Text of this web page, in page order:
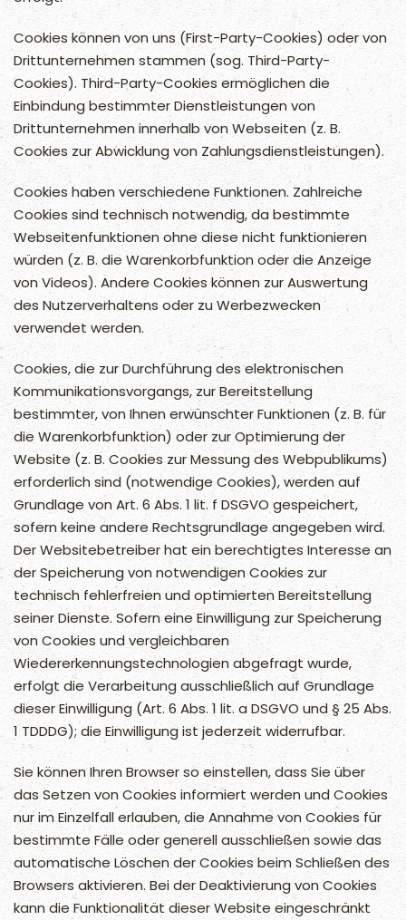
Cookies können von uns (First-Party-Cookies) oder von
Drittunternehmen stammen (sog. Third-Party-
Cookies). Third-Party-Cookies ermöglichen die
Einbindung bestimmter Dienstleistungen von
Drittunternehmen innerhalb von Webseiten (z. B.
Cookies zur Abwicklung von Zahlungsdienstleistungen).
Cookies haben verschiedene Funktionen. Zahlreiche
Cookies sind technisch notwendig, da bestimmte
Webseitenfunktionen ohne diese nicht funktionieren
würden (z. B. die Warenkorbfunktion oder die Anzeige
von Videos). Andere Cookies können zur Auswertung
des Nutzerverhaltens oder zu Werbezwecken
verwendet werden.
Cookies, die zur Durchführung des elektronischen
Kommunikationsvorgangs, zur Bereitstellung
bestimmter, von Ihnen erwünschter Funktionen (z. B. für
die Warenkorbfunktion) oder zur Optimierung der
Website (z. B. Cookies zur Messung des Webpublikums)
erforderlich sind (notwendige Cookies), werden auf
Grundlage von Art. 6 Abs. 1 lit. f DSGVO gespeichert,
sofern keine andere Rechtsgrundlage angegeben wird.
Der Websitebetreiber hat ein berechtigtes Interesse an
der Speicherung von notwendigen Cookies zur
technisch fehlerfreien und optimierten Bereitstellung
seiner Dienste. Sofern eine Einwilligung zur Speicherung
von Cookies und vergleichbaren
Wiedererkennungstechnologien abgefragt wurde,
erfolgt die Verarbeitung ausschließlich auf Grundlage
dieser Einwilligung (Art. 6 Abs. 1 lit. a DSGVO und § 25 Abs.
1 TDDDG); die Einwilligung ist jederzeit widerrufbar.
Sie können Ihren Browser so einstellen, dass Sie über
das Setzen von Cookies informiert werden und Cookies
nur im Einzelfall erlauben, die Annahme von Cookies für
bestimmte Fälle oder generell ausschließen sowie das
automatische Löschen der Cookies beim Schließen des
Browsers aktivieren. Bei der Deaktivierung von Cookies
kann die Funktionalität dieser Website eingeschränkt